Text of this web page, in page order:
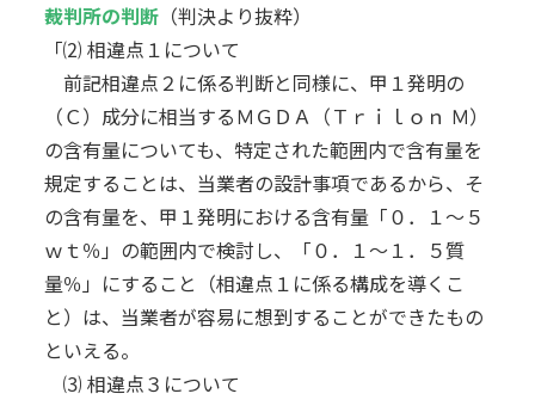
けるＲ４が「炭素数１２及び炭素数１４の天然アル
コール由来の炭化水素」に限定されていることと相
違しているというべきであり、
前者が後者を包含し
ているから形式的な相違点にすぎないと解すること
はできない
。
…したがって、原告の上記主張は採用することが
できない。」
相違点１について
「甲１発明におけるＭＧＤＡ（Ｔｒｉｌｏｎ Ｍ）の
含有量「０．１～５ｗｔ％」は、本件発明１におけ
る（Ｃ）成分の含有量「０．０２～１．５質量％」
イ 本件発明１における（Ｇ）成分の技術的意義に
ついて
本件明細書の 段落【００２６】は、（Ａ）成分以
外の界面活性剤を（Ｇ）成分と称することとしてい
るが、段落【０００８】は、「…」と記載し、同段
落では（Ｇ）成分は本件各発明の衣料用洗浄剤に必
須の組成物とは位置付けられていない。また、段落
【００２６】の記載によれば、（Ｇ）成分は、
（Ａ）成分ないし（Ｃ）成分のほかに「含んでいて
もよい」とされる他の成分の一つとして位置付けら
れているにすぎない。
本件発明１は、（Ｇ）成分を一般式（Ｉ）又は
裁判所の判断（判決より抜粋）
「⑵ 相違点１について
前記相違点２に係る判断と同様に、甲１発明の
（Ｃ）成分に相当するＭＧＤＡ（Ｔｒｉｌｏｎ Ｍ）
の含有量についても、特定された範囲内で含有量を
規定することは、当業者の設計事項であるから、そ
の含有量を、甲１発明における含有量「０．１～５
ｗｔ％」の範囲内で検討し、「０．１～１．５質
量％」にすること（相違点１に係る構成を導くこ
と）は、当業者が容易に想到することができたもの
といえる。
⑶ 相違点３について